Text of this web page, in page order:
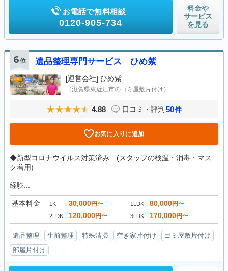
お電話で無料相談
0120-905-734
料金や
サービス
を見る
6位 遺品整理専門サービス ひめ紫
[運営会社] ひめ紫
（滋賀県東近江市のゴミ屋敷片付け）
4.88 口コミ・評判 50件
お気に入りに追加
◆新型コロナウイルス対策済み (スタッフの検温・消毒・マス
ク着用)
経験...
基本料金 1K 30,000円〜 1LDK 80,000円〜
2LDK 120,000円〜 3LDK 170,000円〜
遺品整理 生前整理 特殊清掃 空き家片付け
ゴミ屋敷片付け
部屋片付け